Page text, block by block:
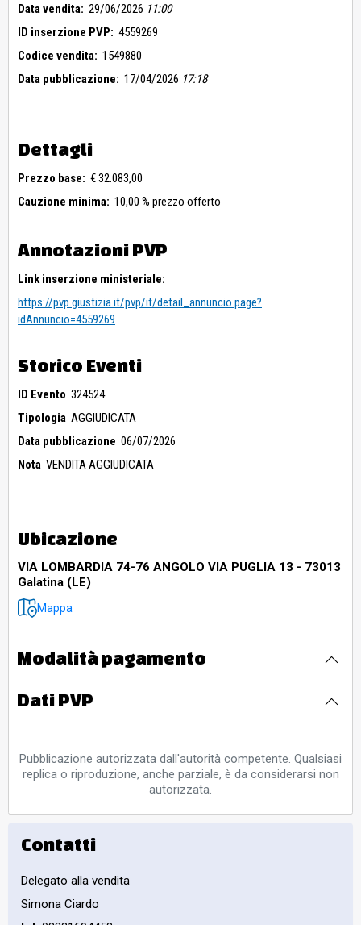
Data vendita: 29/06/2026 11:00
ID inserzione PVP: 4559269
Codice vendita: 1549880
Data pubblicazione: 17/04/2026 17:18
Dettagli
Prezzo base: € 32.083,00
Cauzione minima: 10,00 % prezzo offerto
Annotazioni PVP
Link inserzione ministeriale:
https://pvp.giustizia.it/pvp/it/detail_annuncio.page?
idAnnuncio=4559269
Storico Eventi
ID Evento 324524
Tipologia AGGIUDICATA
Data pubblicazione 06/07/2026
Nota VENDITA AGGIUDICATA
Ubicazione
VIA LOMBARDIA 74-76 ANGOLO VIA PUGLIA 13 - 73013
Galatina (LE)
Mappa
Modalità pagamento
Dati PVP
Pubblicazione autorizzata dall'autorità competente. Qualsiasi
replica o riproduzione, anche parziale, è da considerarsi non
autorizzata.
Contatti
Delegato alla vendita
Simona Ciardo